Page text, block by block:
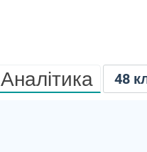
48
Аналітика